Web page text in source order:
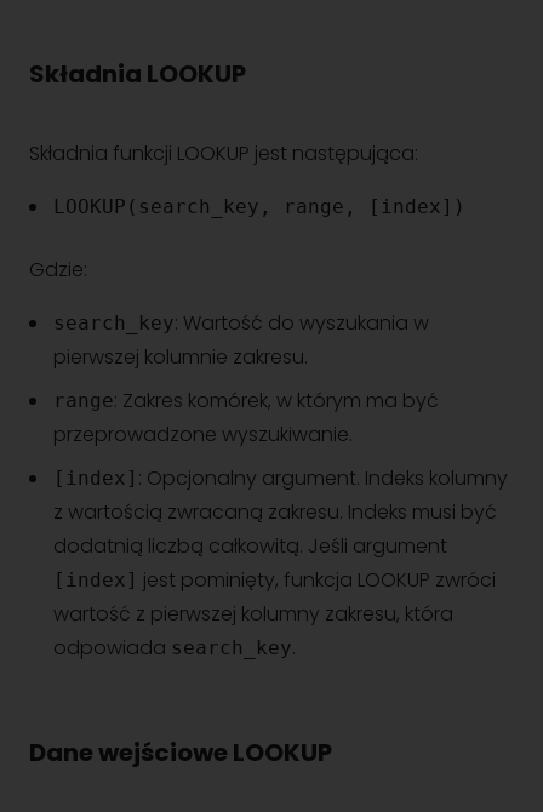
Składnia LOOKUP
Składnia funkcji LOOKUP jest następująca:
LOOKUP(search_key, range, [index])
Gdzie:
search_key: Wartość do wyszukania w
pierwszej kolumnie zakresu.
range: Zakres komórek, w którym ma być
przeprowadzone wyszukiwanie.
[index] : Opcjonalny argument. Indeks kolumny
z wartością zwracaną zakresu. Indeks musi być
dodatnią liczbą całkowitą. Jeśli argument
[index] jest pominięty, funkcja LOOKUP zwróci
wartość z pierwszej kolumny zakresu, która
odpowiada search_key.
Dane wejściowe LOOKUP